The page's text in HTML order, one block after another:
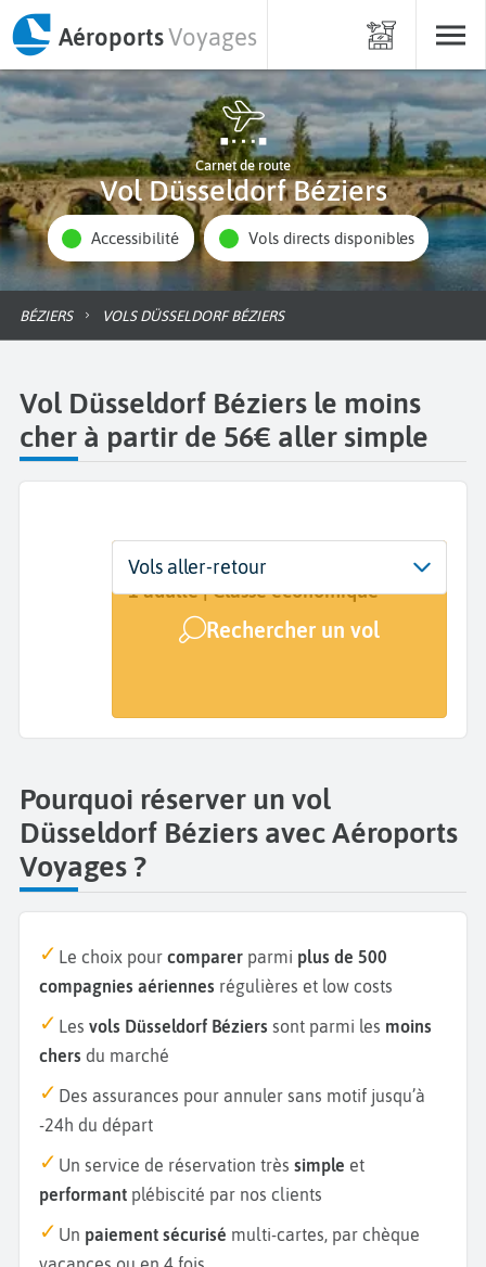
AéroportsVoyages
Carnet de route
Vol Düsseldorf Béziers
Accessibilité Vols directs disponibles
BÉZIERS VOLS DÜSSELDORF BÉZIERS
Vol Düsseldorf Béziers le moins
cher à partir de 56€ aller simple
Départ
Düsseldorf (DUS)
Dates
Dates de votre voyage
Voyageurs | Classe
1 adulte | Classe économique
Rechercher un vol
Vols aller-retour
Pourquoi réserver un vol
Düsseldorf Béziers avec Aéroports
Voyages ?
Le choix pour comparer parmi plus de 500
compagnies aériennes régulières et low costs
Les vols Düsseldorf Béziers sont parmi les moins
chers du marché
Des assurances pour annuler sans motif jusqu’à
-24h du départ
Un service de réservation très simple et
performant plébiscité par nos clients
Un paiement sécurisé multi-cartes, par chèque